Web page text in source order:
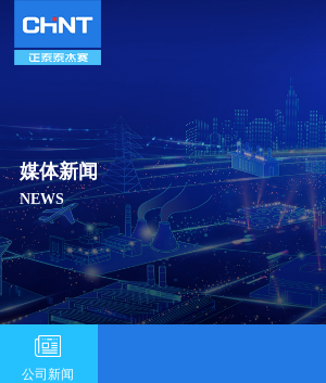
媒体新闻
NEWS
公司新闻